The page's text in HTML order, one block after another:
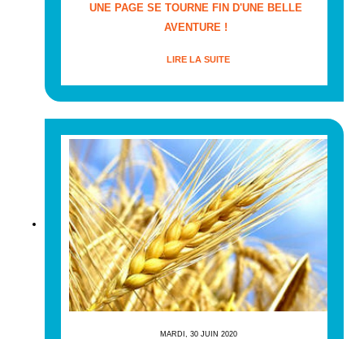
UNE PAGE SE TOURNE FIN D'UNE BELLE
AVENTURE !
LIRE LA SUITE
MARDI, 30 JUIN 2020